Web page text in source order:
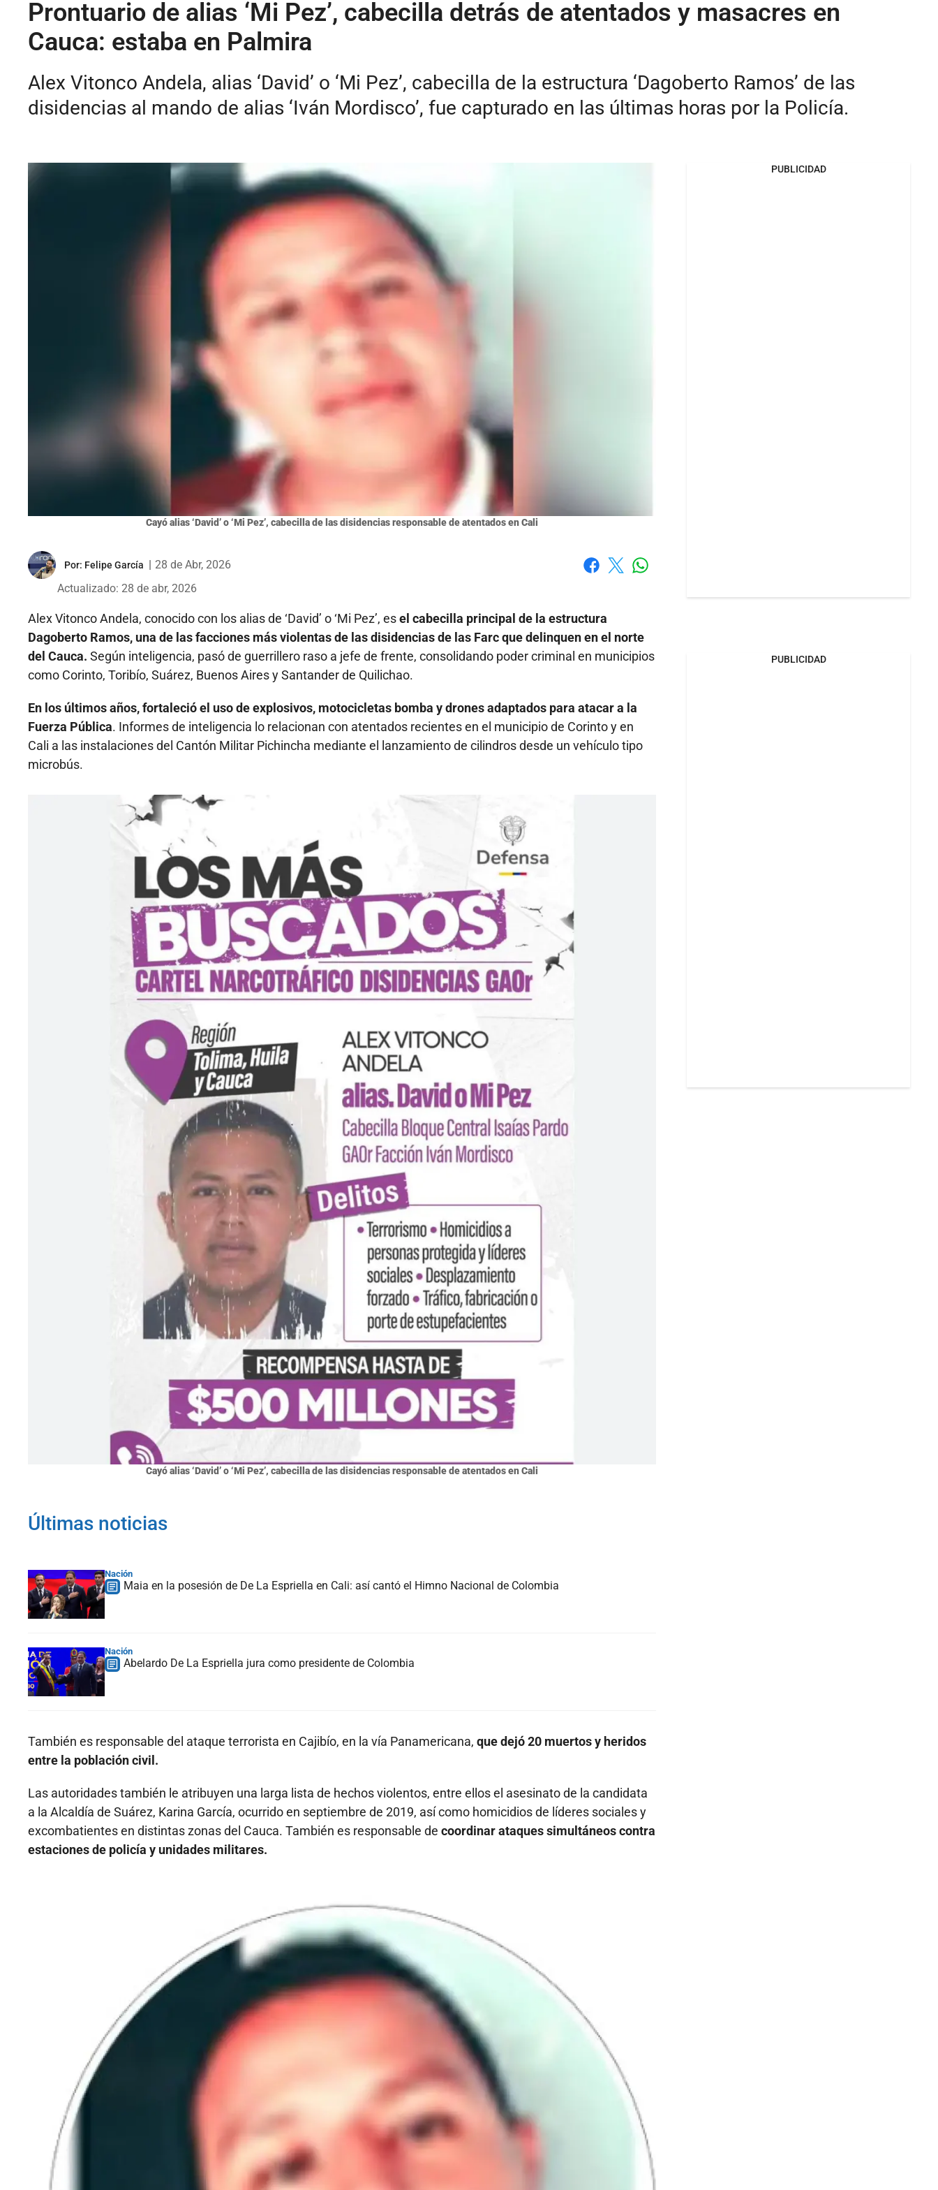
Prontuario de alias ‘Mi Pez’, cabecilla detrás de atentados y masacres en
Cauca: estaba en Palmira
Alex Vitonco Andela, alias ‘David’ o ‘Mi Pez’, cabecilla de la estructura ‘Dagoberto Ramos’ de las
disidencias al mando de alias ‘Iván Mordisco’, fue capturado en las últimas horas por la Policía.
Cayó alias ‘David’ o ‘Mi Pez’, cabecilla de las disidencias responsable de atentados en Cali
Por: Felipe García
28 de Abr, 2026
Actualizado: 28 de abr, 2026
Alex Vitonco Andela, conocido con los alias de ‘David’ o ‘Mi Pez’, esel cabecilla principal de la estructura
Dagoberto Ramos, una de las facciones más violentas de las disidencias de las Farc que delinquen en el norte
del Cauca. Según inteligencia, pasó de guerrillero raso a jefe de frente, consolidando poder criminal en municipios
como Corinto, Toribío, Suárez, Buenos Aires y Santander de Quilichao.
En los últimos años, fortaleció el uso de explosivos, motocicletas bomba y drones adaptados para atacar a la
Fuerza Pública. Informes de inteligencia lo relacionan con atentados recientes en el municipio de Corinto y en
Cali a las instalaciones del Cantón Militar Pichincha mediante el lanzamiento de cilindros desde un vehículo tipo
microbús.
Cayó alias ‘David’ o ‘Mi Pez’, cabecilla de las disidencias responsable de atentados en Cali
Últimas noticias
Nación
Maia en la posesión de De La Espriella en Cali: así cantó el Himno Nacional de Colombia
Nación
Abelardo De La Espriella jura como presidente de Colombia
También es responsable del ataque terrorista en Cajibío, en la vía Panamericana, que dejó 20 muertos y heridos
entre la población civil.
Las autoridades también le atribuyen una larga lista de hechos violentos, entre ellos el asesinato de la candidata
a la Alcaldía de Suárez, Karina García, ocurrido en septiembre de 2019, así como homicidios de líderes sociales y
excombatientes en distintas zonas del Cauca. También es responsable de coordinar ataques simultáneos contra
estaciones de policía y unidades militares.
PUBLICIDAD
PUBLICIDAD